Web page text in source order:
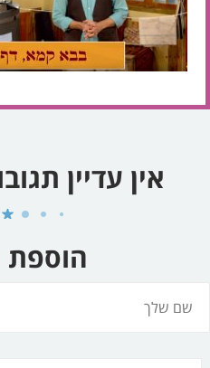
אין עדיין
הוספת